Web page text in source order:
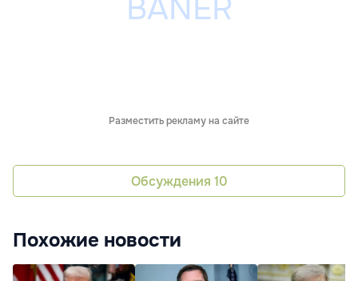
Разместить рекламу на сайте
Обсуждения 10
Похожие новости